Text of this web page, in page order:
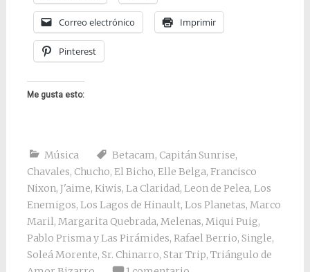
Correo electrónico Imprimir
Pinterest
Me gusta esto:
Música Betacam, Capitán Sunrise,
Chavales, Chucho, El Bicho, Elle Belga, Francisco
Nixon, J'aime, Kiwis, La Claridad, Leon de Pelea, Los
Enemigos, Los Lagos de Hinault, Los Planetas, Marco
Maril, Margarita Quebrada, Melenas, Miqui Puig,
Pablo Prisma y Las Pirámides, Rafael Berrio, Single,
Soleá Morente, Sr. Chinarro, Star Trip, Triángulo de